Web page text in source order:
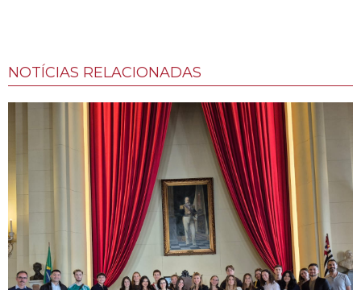
NOTÍCIAS RELACIONADAS